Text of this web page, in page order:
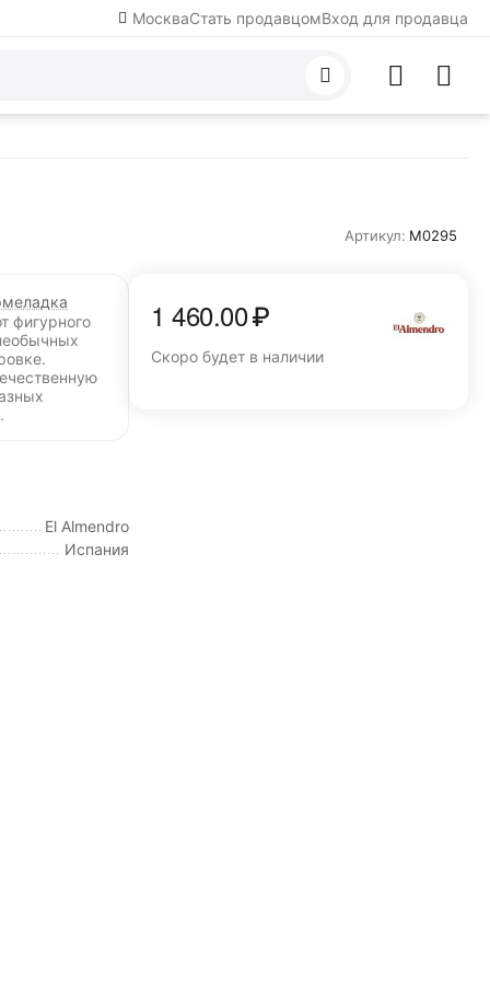
МоскваСтать продавцомВход для продавца
Артикул: M0295
фигурного
El Almendro
Испания
1 460.00₽
Скоро будет в наличии